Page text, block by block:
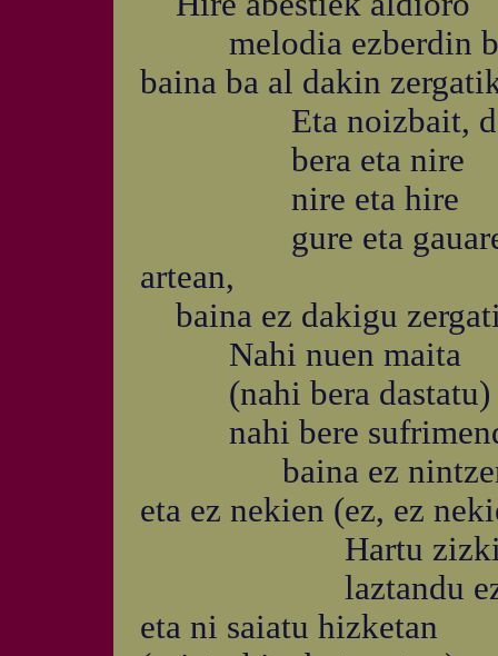
melodia ezberdin
baina ba al dakin
Eta noizbait, dena
bera eta nire
nire eta hire
gure eta
artean,
baina ez dakigu
Nahi nuen maita
(nahi bera dastatu)
nahi bere
baina ez nintzen
eta ez nekien (ez, ez
Hartu zizkidan
laztandu
eta ni saiatu hizketan